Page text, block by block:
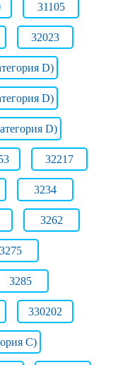
31105
32023
D)
D)
D)
32217
3234
3262
3275
3285
330202
C)